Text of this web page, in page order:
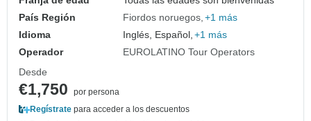
País Región
Fiordos noruegos +1 más
Idioma
Inglés, Español, +1 más
Operador
EUROLATINO Tour Operators
Desde
€1,750
por persona
Regístrate para acceder a los descuentos